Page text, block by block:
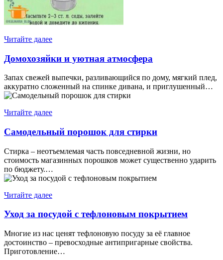
Читайте далее
Домохозяйки и уютная атмосфера
Запах свежей выпечки, разливающийся по дому, мягкий плед,
аккуратно сложенный на спинке дивана, и приглушенный…
Читайте далее
Самодельный порошок для стирки
Стирка – неотъемлемая часть повседневной жизни, но
стоимость магазинных порошков может существенно ударить
по бюджету.…
Читайте далее
Уход за посудой с тефлоновым покрытием
Многие из нас ценят тефлоновую посуду за её главное
достоинство – превосходные антипригарные свойства.
Приготовление…